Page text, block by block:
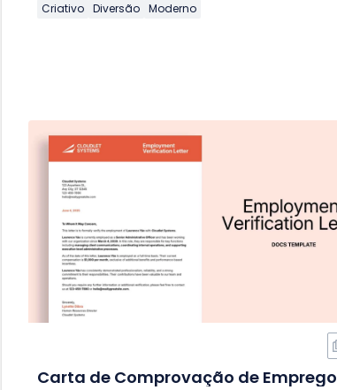
Criativo Diversão Moderno